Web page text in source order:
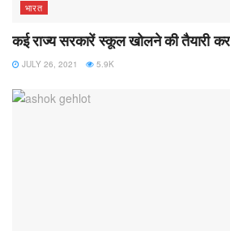
भारत
कई राज्य सरकारें स्कूल खोलने की तैयारी
JULY 26, 2021 5.9K